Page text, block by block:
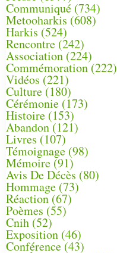
Communiqué (734)
Metooharkis (608)
Harkis (524)
Rencontre (242)
Association (224)
Commémoration(222)
Vidéos (221)
Culture(180)
Cérémonie (173)
Histoire (153)
Abandon(121)
Livres (107)
Témoignage (98)
Mémoire (91)
Avis De Décès (80)
Hommage (73)
Réaction(67)
Poèmes (55)
Cnih (52)
Exposition (46)
Conférence(43)